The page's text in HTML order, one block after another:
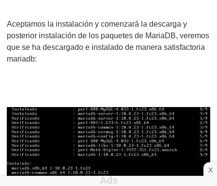
Aceptamos la instalación y comenzará la descarga y
posterior instalación de los paquetes de MariaDB, veremos
que se ha descargado e instalado de manera satisfactoria
mariadb:
X